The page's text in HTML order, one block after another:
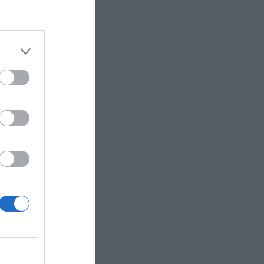
proyecto
por
de
los
por el
de los
el
los